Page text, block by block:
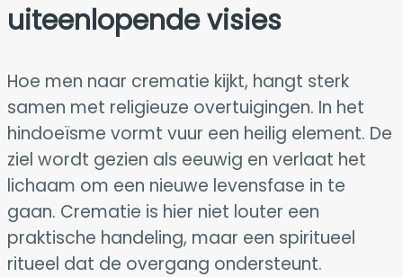
uiteenlopende visies
Hoe men naar crematie kijkt, hangt sterk
samen met religieuze overtuigingen. In het
hindoeïsme vormt vuur een heilig element. De
ziel wordt gezien als eeuwig en verlaat het
lichaam om een nieuwe levensfase in te
gaan. Crematie is hier niet louter een
praktische handeling, maar een spiritueel
ritueel dat de overgang ondersteunt.